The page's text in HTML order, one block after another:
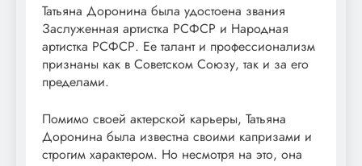
Татьяна Доронина была удостоена звания
Заслуженная артистка РСФСР и Народная
артистка РСФСР. Ее талант и профессионализм
признаны как в Советском Союзу, так и за его
пределами.
Помимо своей актерской карьеры, Татьяна
Доронина была известна своими капризами и
строгим характером. Но несмотря на это, она